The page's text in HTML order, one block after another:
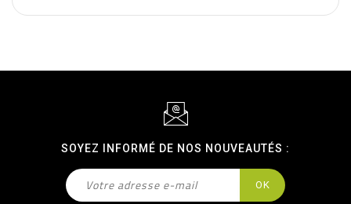
SOYEZ INFORMÉ DE NOS NOUVEAUTÉS :